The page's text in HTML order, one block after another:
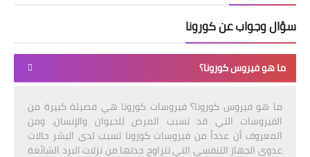
سؤال وجواب عن كورونا
ما هو فيروس كورونا؟
ما هو فيروس كورونا؟ فيروسات كورونا هي فصيلة كبيرة من
الفيروسات التي قد تسبب المرض للحيوان والإنسان. ومن
المعروف أن عدداً من فيروسات كورونا تسبب لدى البشر حالات
عدوى الجهاز التنفسي التي تتراوح حدتها من نزلات البرد الشائعة